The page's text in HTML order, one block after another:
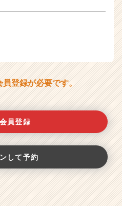
登録が必要です。
員登録
して予約